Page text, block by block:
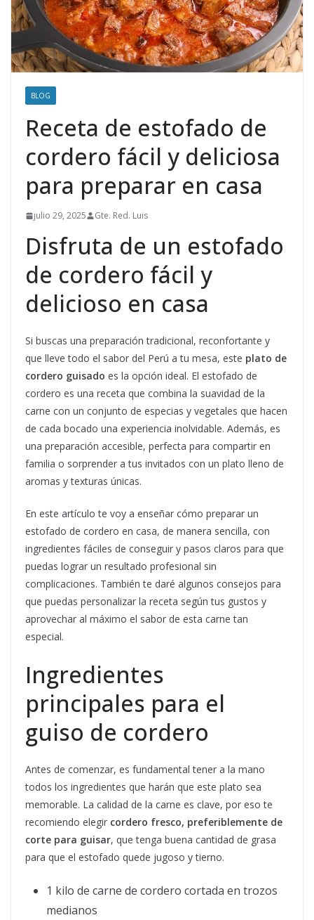
BLOG
Receta de estofado de
cordero fácil y deliciosa
para preparar en casa
julio 29, 2025 Gte. Red. Luis
Disfruta de un estofado
de cordero fácil y
delicioso en casa
Si buscas una preparación tradicional, reconfortante y
que lleve todo el sabor del Perú a tu mesa, este plato de
cordero guisado es la opción ideal. El estofado de
cordero es una receta que combina la suavidad de la
carne con un conjunto de especias y vegetales que hacen
de cada bocado una experiencia inolvidable. Además, es
una preparación accesible, perfecta para compartir en
familia o sorprender a tus invitados con un plato lleno de
aromas y texturas únicas.
En este artículo te voy a enseñar cómo preparar un
estofado de cordero en casa, de manera sencilla, con
ingredientes fáciles de conseguir y pasos claros para que
puedas lograr un resultado profesional sin
complicaciones. También te daré algunos consejos para
que puedas personalizar la receta según tus gustos y
aprovechar al máximo el sabor de esta carne tan
especial.
Ingredientes
principales para el
guiso de cordero
Antes de comenzar, es fundamental tener a la mano
todos los ingredientes que harán que este plato sea
memorable. La calidad de la carne es clave, por eso te
recomiendo elegir cordero fresco, preferiblemente de
corte para guisar, que tenga buena cantidad de grasa
para que el estofado quede jugoso y tierno.
1 kilo de carne de cordero cortada en trozos
medianos